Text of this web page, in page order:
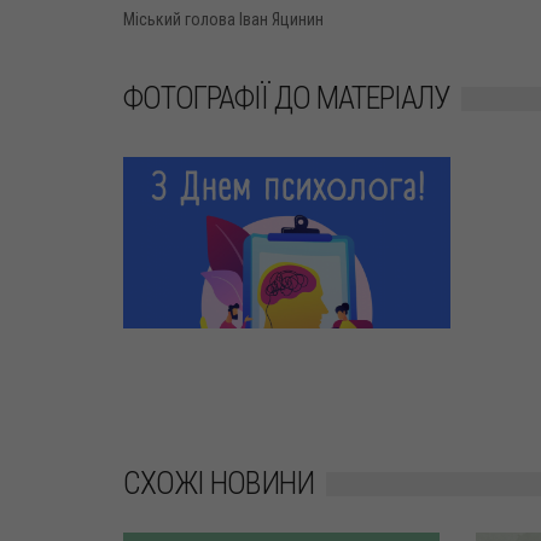
Міський голова Іван Яцинин
ФОТОГРАФІЇ ДО МАТЕРІАЛУ
СХОЖІ НОВИНИ